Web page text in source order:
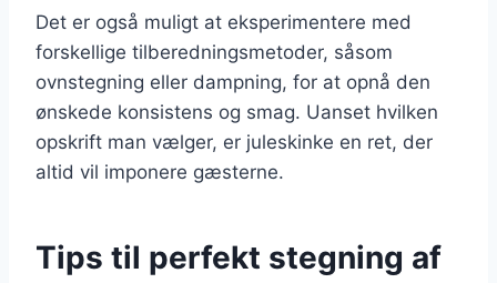
Det er også muligt at eksperimentere med
forskellige tilberedningsmetoder, såsom
ovnstegning eller dampning, for at opnå den
ønskede konsistens og smag. Uanset hvilken
opskrift man vælger, er juleskinke en ret, der
altid vil imponere gæsterne.
Tips til perfekt stegning af